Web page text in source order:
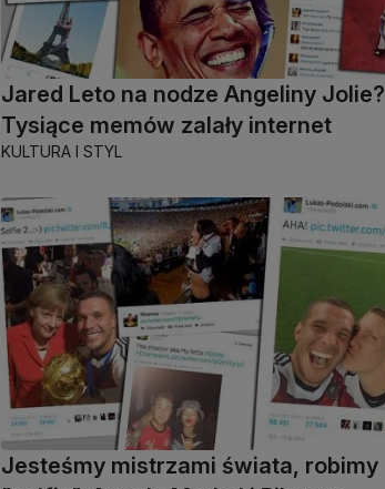
Jared Leto na nodze Angeliny Jolie?
Tysiące memów zalały internet
KULTURA I STYL
Jesteśmy mistrzami świata, robimy